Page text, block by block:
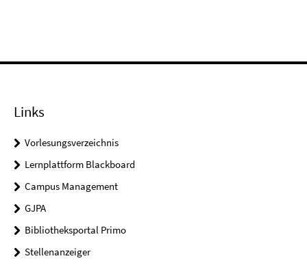
Links
Vorlesungsverzeichnis
Lernplattform Blackboard
Campus Management
GJPA
Bibliotheksportal Primo
Stellenanzeiger